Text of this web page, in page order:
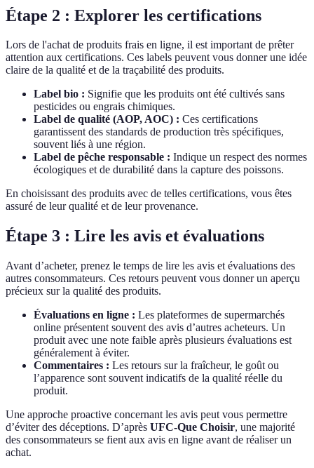
Étape 2 : Explorer les certifications
Lors de l'achat de produits frais en ligne, il est important de prêter
attention aux certifications. Ces labels peuvent vous donner une idée
claire de la qualité et de la traçabilité des produits.
Label bio : Signifie que les produits ont été cultivés sans
pesticides ou engrais chimiques.
Label de qualité (AOP, AOC) : Ces certifications
garantissent des standards de production très spécifiques,
souvent liés à une région.
Label de pêche responsable : Indique un respect des normes
écologiques et de durabilité dans la capture des poissons.
En choisissant des produits avec de telles certifications, vous êtes
assuré de leur qualité et de leur provenance.
Étape 3 : Lire les avis et évaluations
Avant d’acheter, prenez le temps de lire les avis et évaluations des
autres consommateurs. Ces retours peuvent vous donner un aperçu
précieux sur la qualité des produits.
Évaluations en ligne : Les plateformes de supermarchés
online présentent souvent des avis d’autres acheteurs. Un
produit avec une note faible après plusieurs évaluations est
généralement à éviter.
Commentaires : Les retours sur la fraîcheur, le goût ou
l’apparence sont souvent indicatifs de la qualité réelle du
produit.
Une approche proactive concernant les avis peut vous permettre
d’éviter des déceptions. D’après UFC-Que Choisir, une majorité
des consommateurs se fient aux avis en ligne avant de réaliser un
achat.